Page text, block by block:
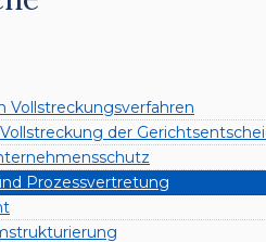
Vollstreckungsverfahren
der
Prozessvertretung